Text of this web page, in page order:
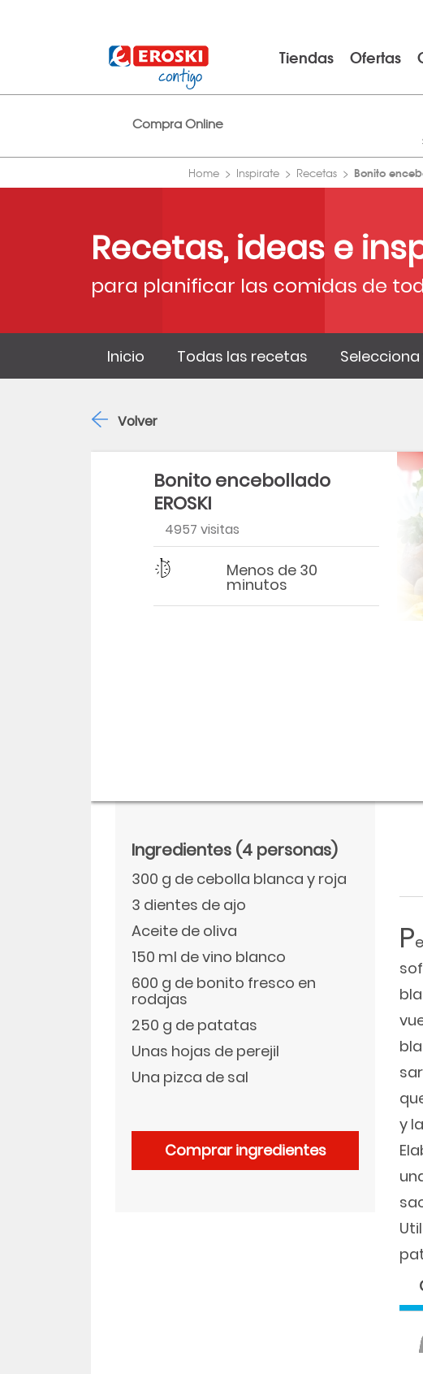
Tiendas Ofertas
Compra Online
Home Inspirate Recetas Bonito
Recetas, ideas e
para planificar las comidas de
Inicio Todas las recetas
Bonito encebollado
EROSKI
4957 visitas
Dificultad
Tiempo Menos de 30
minutos
P
y
Ingredientes (4 personas)
300 g de cebolla blanca y roja
3 dientes de ajo
Aceite de oliva
150 ml de vino blanco
600 g de bonito fresco en
rodajas
250 g de patatas
Unas hojas de perejil
Una pizca de sal
Comprar ingredientes
Volver